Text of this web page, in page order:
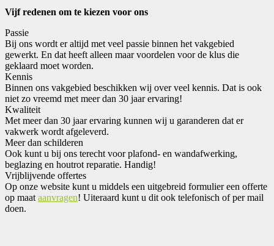
Vijf redenen om te kiezen voor ons
Passie
Bij ons wordt er altijd met veel passie binnen het vakgebied
gewerkt. En dat heeft alleen maar voordelen voor de klus die
geklaard moet worden.
Kennis
Binnen ons vakgebied beschikken wij over veel kennis. Dat is ook
niet zo vreemd met meer dan 30 jaar ervaring!
Kwaliteit
Met meer dan 30 jaar ervaring kunnen wij u garanderen dat er
vakwerk wordt afgeleverd.
Meer dan schilderen
Ook kunt u bij ons terecht voor plafond- en wandafwerking,
beglazing en houtrot reparatie. Handig!
Vrijblijvende offertes
Op onze website kunt u middels een uitgebreid formulier een offerte
op maat aanvragen! Uiteraard kunt u dit ook telefonisch of per mail
doen.